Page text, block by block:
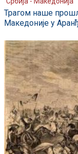
Трагом наше
Македоније у